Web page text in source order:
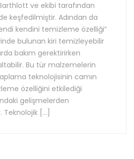
ve ekibi tarafından
keşfedilmiştir. Adından da
kendini temizleme özelliği”
bulunan kiri temizleyebilir
bakım gerektirirken
Bu tür malzemelerin
teknolojisinin camın
özelliğini etkilediği
gelişmelerden
Teknolojik […]